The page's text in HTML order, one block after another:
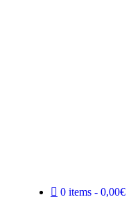
0 items
0,00€